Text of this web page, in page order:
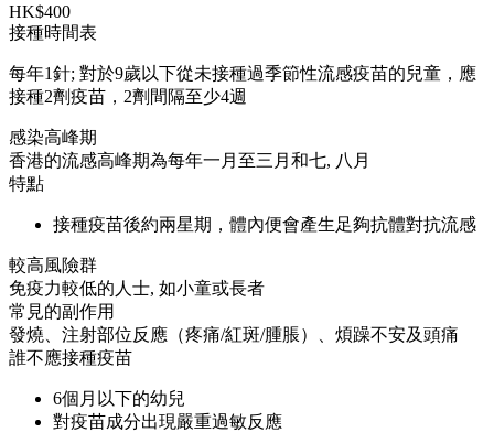
HK$400
接種時間表
每年1針; 對於9歲以下從未接種過季節性流感疫苗的兒童，應
接種2劑疫苗，2劑間隔至少4週
感染高峰期
香港的流感高峰期為每年一月至三月和七, 八月
特點
接種疫苗後約兩星期，體內便會產生足夠抗體對抗流感
較高風險群
免疫力較低的人士, 如小童或長者
常見的副作用
發燒、注射部位反應（疼痛/紅斑/腫脹）、煩躁不安及頭痛
誰不應接種疫苗
6個月以下的幼兒
對疫苗成分出現嚴重過敏反應